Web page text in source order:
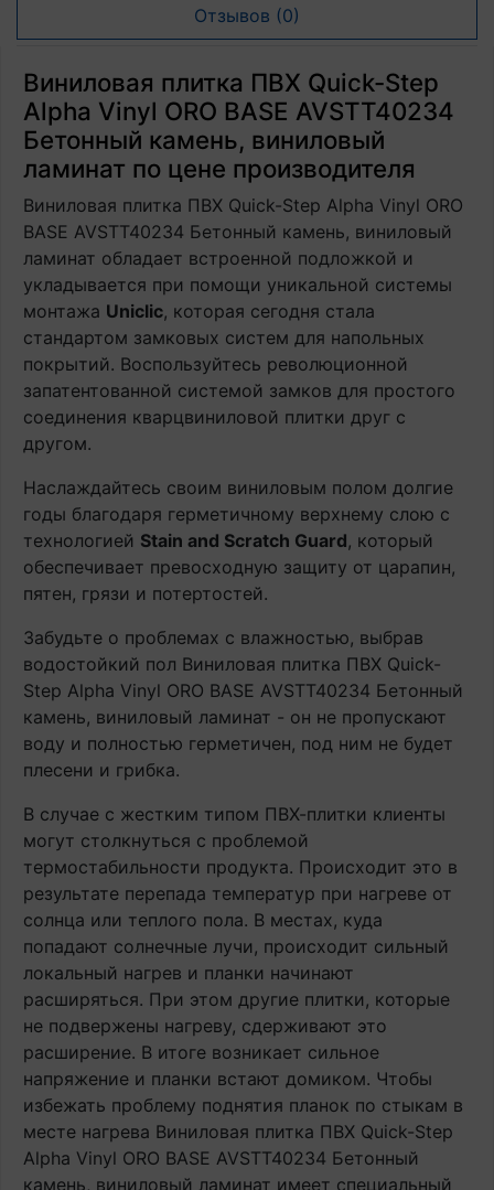
Отзывов (0)
Виниловая плитка ПВХ Quick-Step
Alpha Vinyl ORO BASE AVSTT40234
Бетонный камень, виниловый
ламинат по цене производителя
Виниловая плитка ПВХ Quick-Step Alpha Vinyl ORO
BASE AVSTT40234 Бетонный камень, виниловый
ламинат обладает встроенной подложкой и
укладывается при помощи уникальной системы
монтажа Uniclic, которая сегодня стала
стандартом замковых систем для напольных
покрытий. Воспользуйтесь революционной
запатентованной системой замков для простого
соединения кварцвиниловой плитки друг с
другом.
Наслаждайтесь своим виниловым полом долгие
годы благодаря герметичному верхнему слою с
технологией Stain and Scratch Guard, который
обеспечивает превосходную защиту от царапин,
пятен, грязи и потертостей.
Забудьте о проблемах с влажностью, выбрав
водостойкий пол Виниловая плитка ПВХ Quick-
Step Alpha Vinyl ORO BASE AVSTT40234 Бетонный
камень, виниловый ламинат - он не пропускают
воду и полностью герметичен, под ним не будет
плесени и грибка.
В случае с жестким типом ПВХ-плитки клиенты
могут столкнуться с проблемой
термостабильности продукта. Происходит это в
результате перепада температур при нагреве от
солнца или теплого пола. В местах, куда
попадают солнечные лучи, происходит сильный
локальный нагрев и планки начинают
расширяться. При этом другие плитки, которые
не подвержены нагреву, сдерживают это
расширение. В итоге возникает сильное
напряжение и планки встают домиком. Чтобы
избежать проблему поднятия планок по стыкам в
месте нагрева Виниловая плитка ПВХ Quick-Step
Alpha Vinyl ORO BASE AVSTT40234 Бетонный
камень, виниловый ламинат имеет специальный